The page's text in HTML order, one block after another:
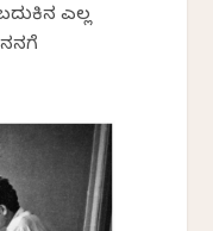
ಎಲ್ಲ
ನನಗೆ